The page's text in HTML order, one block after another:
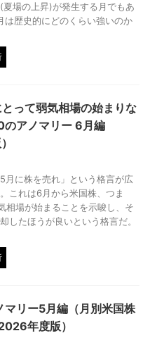
夏場の上昇)が発生する月でもあ
は歴史的にどのくらい強いのか
って弱気相場の始まりな
アノマリー 6月編
5月に株を売れ」という格言が広
これは6月から米国株、つま
相場が始まることを示唆し、そ
したほうが良いという格言だ。
リー5月編（月別米国株
年度版）